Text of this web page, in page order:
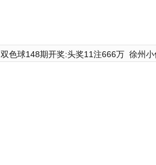
双色球148期开奖:头奖11注666万 徐州